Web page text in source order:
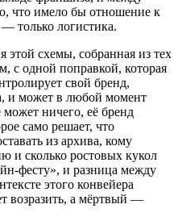
что имело бы отношение к
только логистика.
схемы, собранная из тех
с одной поправкой, которая
свой бренд,
и может в любой момент
ничего, её бренд
само решает, что
из архива, кому
и сколько ростовых кукол
фесту», и разница между
этого конвейера
возразить, а мёртвый —